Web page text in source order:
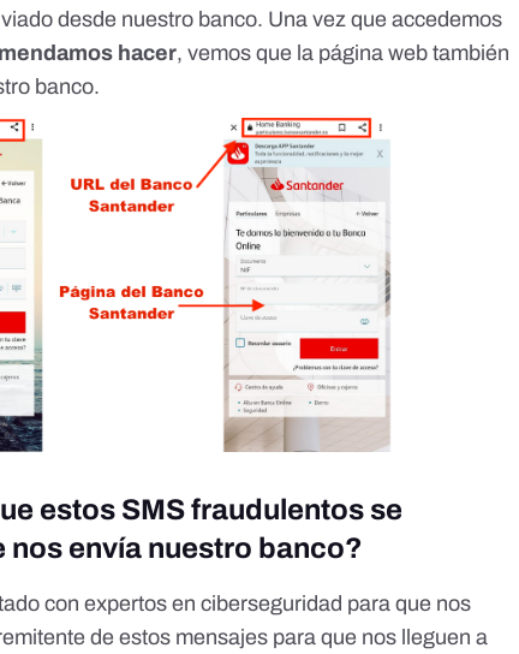
desde nuestro banco. Una vez que accedemos
hacer, vemos que la página web también
banco.
estos SMS fraudulentos se
nos envía nuestro banco?
con expertos en ciberseguridad para que nos
de estos mensajes para que nos lleguen a